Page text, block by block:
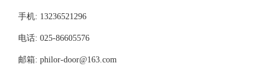
手机: 13236521296
电话: 025-86605576
邮箱: philor-door@163.com